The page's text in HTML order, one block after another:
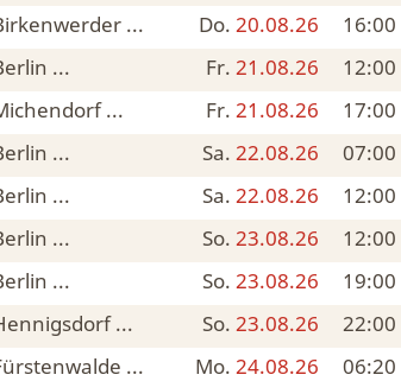
... Do. 20.08.26 16:00
... Fr. 21.08.26 12:00
... Fr. 21.08.26 17:00
... Sa. 22.08.26 07:00
... Sa. 22.08.26 12:00
... So. 23.08.26 12:00
... So. 23.08.26 19:00
... So. 23.08.26 22:00
... Mo. 24.08.26 06:20